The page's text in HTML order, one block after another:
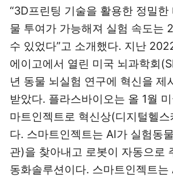
“3D프린팅 기술을 활용한 정밀
물 투여가 가능해져 실험 속도는
수 있었다”고 소개했다. 지난
에이고에서 열린 미국 뇌과학회
년 동물 뇌실험 연구에 혁신을 제
받았다. 플라스바이오는 올 1월
마트인젝트로 혁신상(디지털헬
다. 스마트인젝트는 AI가 실험동
관)을 찾아내고 로봇이 자동으로
동화솔루션이다. 스마트인젝트는